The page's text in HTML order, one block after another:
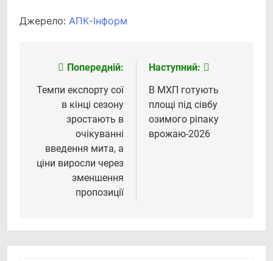
Джерело: АПК-Інформ
Навігація
записів
Попередній:
Темпи експорту сої
в кінці сезону
зростають в
очікуванні
введення мита, а
ціни виросли через
зменшення
пропозиції
Наступний:
В МХП готують
площі під сівбу
озимого ріпаку
врожаю-2026